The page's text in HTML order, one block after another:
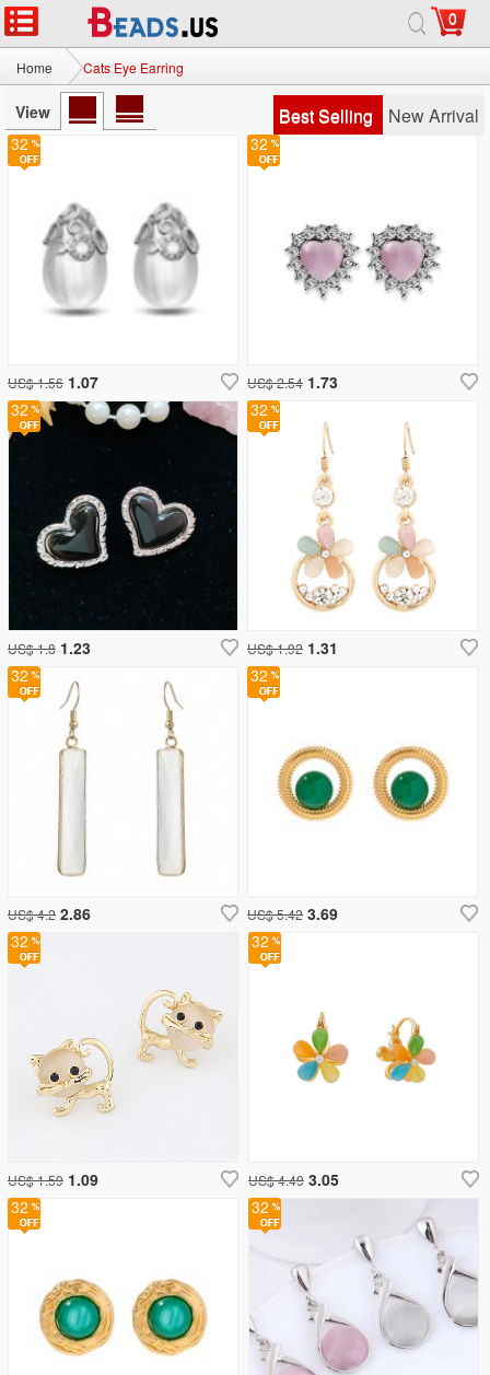
0
Home Cats Eye Earring
View Best Selling New Arrival
32
US$ 1.56 1.07
32
US$ 1.59 1.09
32
US$ 1.92 1.31
32
32
US$ 2.54 1.73
32
US$ 4.49 3.05
32
US$ 1.8 1.23
32
US$ 4.2 2.86
32
US$ 5.42 3.69
32